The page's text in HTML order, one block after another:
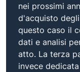
nei prossimi
d'acquisto
questo caso il
dati e analisi
atto. La terza
invece